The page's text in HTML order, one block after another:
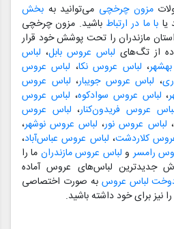
مزون چرخچی می‌توانید به بخش
یا با ما در ارتباط باشید. مزون چرخچی
مازندران را تحت پوشش خود قرار
از تگ‌های لباس عروس بابل، لباس
، لباس عروس نکا، لباس عروس
، لباس عروس جویبار، لباس عروس
، لباس عروس سوادکوه، لباس عروس
عروس فریدون‌کنار، لباس عروس
، لباس عروس نور، لباس عروس نوشهر،
کلاردشت، لباس عروس عباس‌آباد،
رامسر و لباس عروس مازندران ما را
جدیدترین لباس‌های عروس آماده
لباس عروس به صورت اختصاصی
را نیز برای خود داشته باشید.